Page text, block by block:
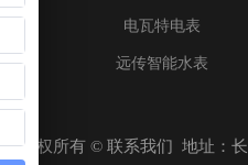
电瓦特电表
远传智能水表
版权所有 © 联系我们 地址：